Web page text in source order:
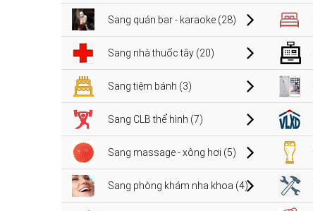
Sang quán bar - karaoke (28)
Sang nhà thuốc tây (20)
Sang tiệm bánh (3)
Sang CLB thể hình (7)
Sang massage - xông hơi (5)
Sang phòng khám nha khoa (4)